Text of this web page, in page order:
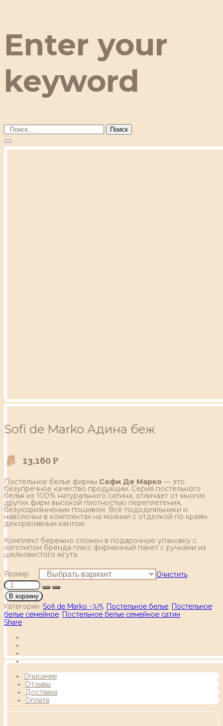
Enter your
keyword
Поиск
Sofi de Marko Адина беж
13,160 Р
Постельное белье фирмы Софи Де Марко — это
безупречное качество продукции. Серия постельного
белья из 100% натурального сатина, отличает от многих
других фирм высокой плотностью переплетения,
безукоризнненым пошивом. Все пододеяльники и
наволочки в комплектах на молнии с отделкой по краям
декоративным кантом.
Комплект бережно сложен в подарочную упаковку с
логотипом бренда плюс фирменный пакет с ручками из
шелковистого жгута.
Размер Очистить
В корзину
Категории: Sofi de Marko -3/5 Постельное белье Постельное
белье семейное Постельное белье семейное сатин
Share
Описание
Отзывы
Доставка
Оплата